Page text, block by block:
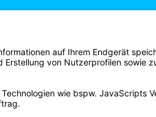
PADI eLearning
Ruhrpott Divers Shirt Shop